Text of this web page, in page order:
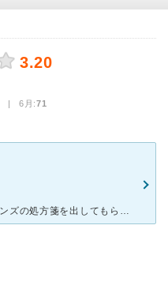
3.20
| 6月:71
何年も通っています。コンタクトレンズの処方箋を出してもらうだけであれば十分です。 ただ、診察日が変わって現在は週末のみになっています。以前のように平日もやっていただけると、なお良いのですが。